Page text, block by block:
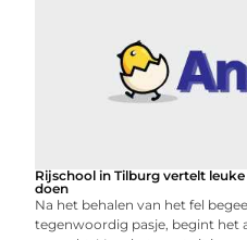
Rijschool in Tilburg vertelt
doen
Na het behalen van het fel
tegenwoordig pasje, begint het